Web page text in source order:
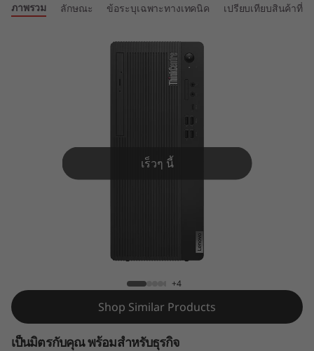
ThinkCentre M70t
ภาพรวม ลักษณะ ข้อระบุเฉพาะทางเทคนิค เปรียบเทียบสินค้าที่ค
เร็วๆ นี้
+4
Shop Similar Products
เป็นมิตรกับคุณ พร้อมสำหรับธุรกิจ